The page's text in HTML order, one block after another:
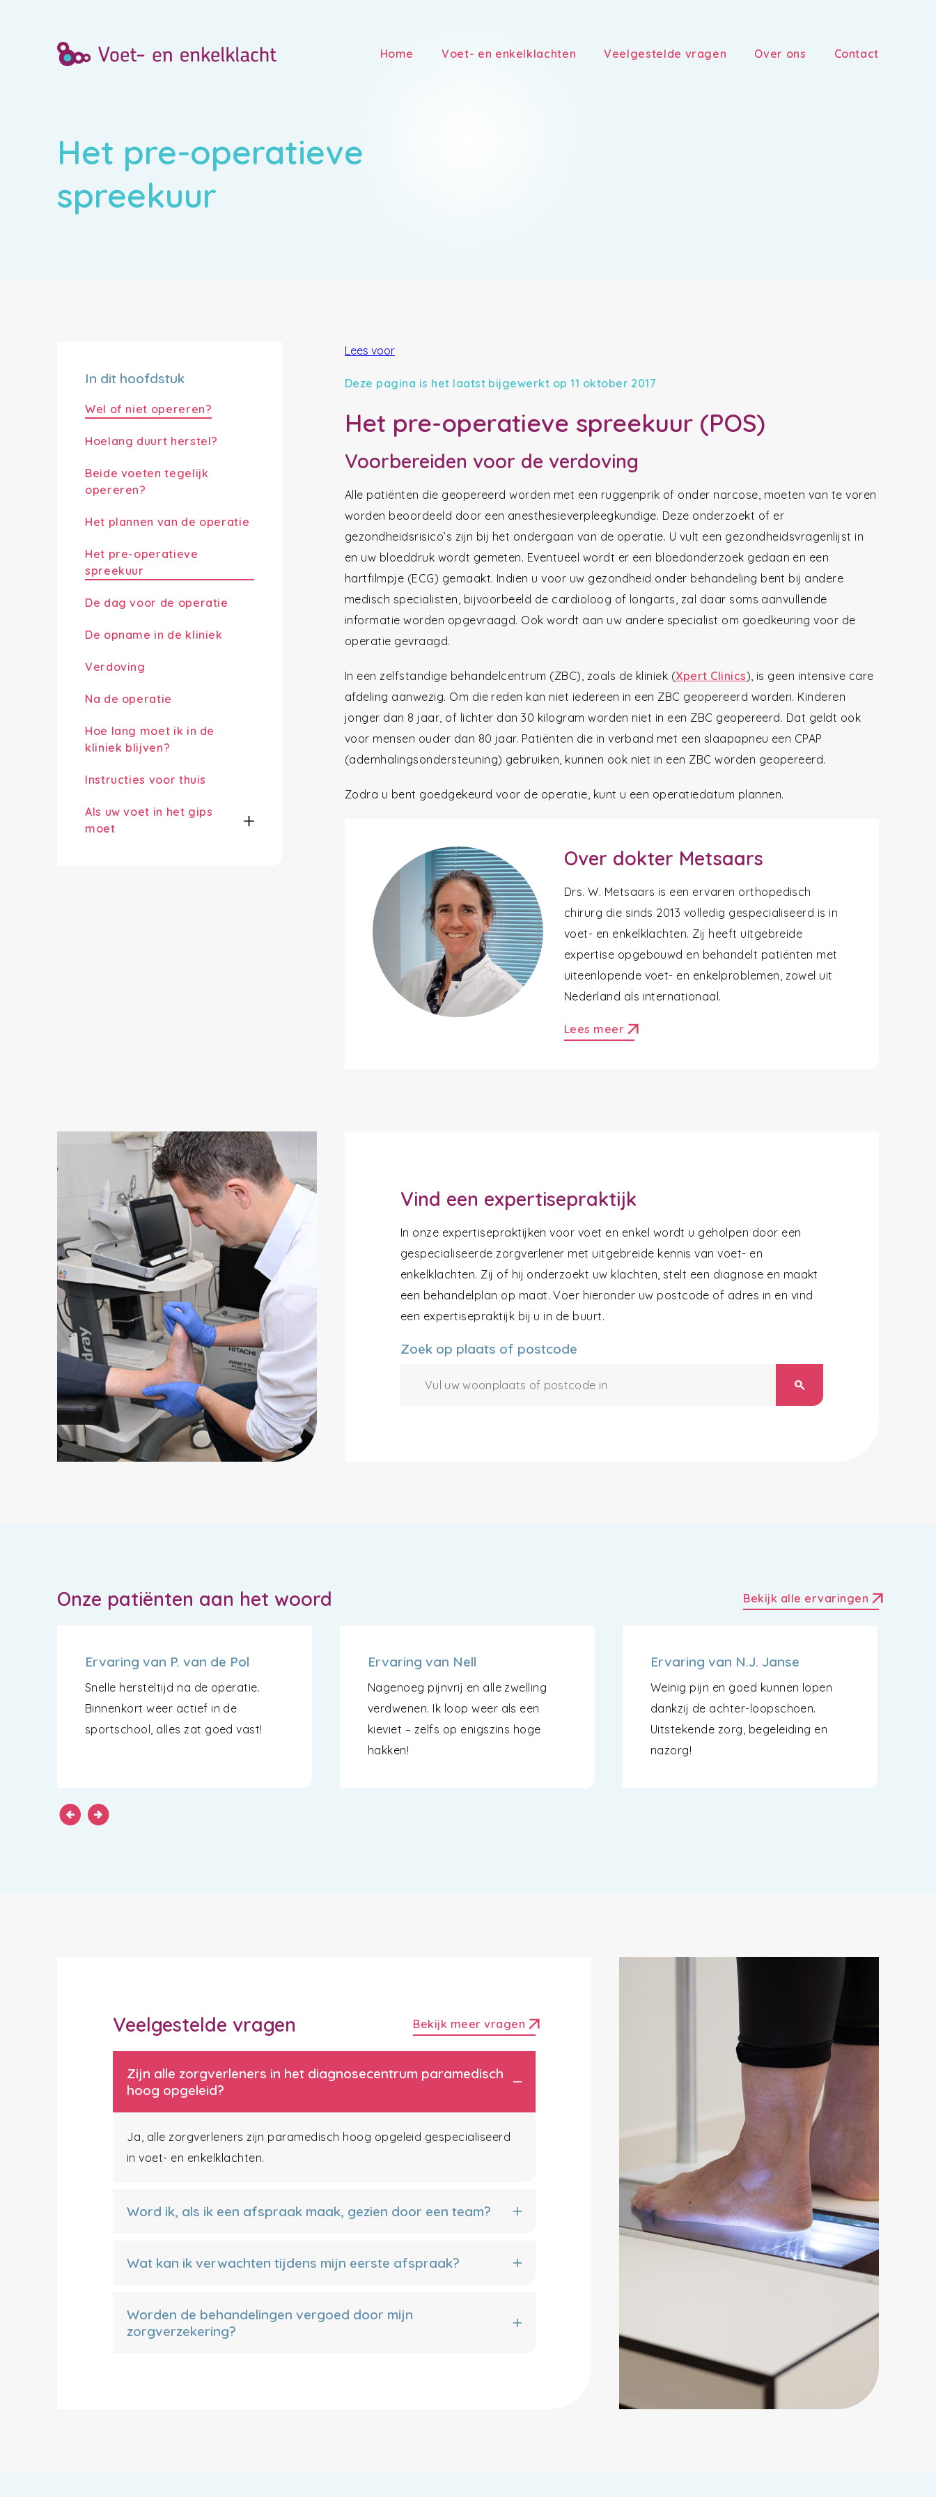
Home Voet- en enkelklachten Veelgestelde vragen Over ons Contact
Het pre-operatieve
spreekuur
In dit hoofdstuk
Wel of niet opereren?
Hoelang duurt herstel?
Beide voeten tegelijk
opereren?
Het plannen van de operatie
Het pre-operatieve
spreekuur
De dag voor de operatie
De opname in de kliniek
Verdoving
Na de operatie
Hoe lang moet ik in de
kliniek blijven?
Instructies voor thuis
Als uw voet in het gips
moet
Lees voor
Deze pagina is het laatst bijgewerkt op 11 oktober 2017
Het pre-operatieve spreekuur (POS)
Voorbereiden voor de verdoving
Alle patiënten die geopereerd worden met een ruggenprik of onder narcose, moeten van te voren
worden beoordeeld door een anesthesieverpleegkundige. Deze onderzoekt of er
gezondheidsrisico’s zijn bij het ondergaan van de operatie. U vult een gezondheidsvragenlijst in
en uw bloeddruk wordt gemeten. Eventueel wordt er een bloedonderzoek gedaan en een
hartfilmpje (ECG) gemaakt. Indien u voor uw gezondheid onder behandeling bent bij andere
medisch specialisten, bijvoorbeeld de cardioloog of longarts, zal daar soms aanvullende
informatie worden opgevraagd. Ook wordt aan uw andere specialist om goedkeuring voor de
operatie gevraagd.
In een zelfstandige behandelcentrum (ZBC), zoals de kliniek (Xpert Clinics), is geen intensive care
afdeling aanwezig. Om die reden kan niet iedereen in een ZBC geopereerd worden. Kinderen
jonger dan 8 jaar, of lichter dan 30 kilogram worden niet in een ZBC geopereerd. Dat geldt ook
voor mensen ouder dan 80 jaar. Patiënten die in verband met een slaapapneu een CPAP
(ademhalingsondersteuning) gebruiken, kunnen ook niet in een ZBC worden geopereerd.
Zodra u bent goedgekeurd voor de operatie, kunt u een operatiedatum plannen.
Over dokter Metsaars
Drs. W. Metsaars is een ervaren orthopedisch
chirurg die sinds 2013 volledig gespecialiseerd is in
voet- en enkelklachten. Zij heeft uitgebreide
expertise opgebouwd en behandelt patiënten met
uiteenlopende voet- en enkelproblemen, zowel uit
Nederland als internationaal.
Lees meer arrow_outward
Vind een expertisepraktijk
In onze expertisepraktijken voor voet en enkel wordt u geholpen door een
gespecialiseerde zorgverlener met uitgebreide kennis van voet- en
enkelklachten. Zij of hij onderzoekt uw klachten, stelt een diagnose en maakt
een behandelplan op maat. Voer hieronder uw postcode of adres in en vind
een expertisepraktijk bij u in de buurt.
Zoek op plaats of postcode
search
Onze patiënten aan het woord Bekijk alle ervaringen arrow_outward
Ervaring van P. van de Pol
Snelle hersteltijd na de operatie.
Binnenkort weer actief in de
sportschool, alles zat goed vast!
Ervaring van Nell
Nagenoeg pijnvrij en alle zwelling
verdwenen. Ik loop weer als een
kieviet – zelfs op enigszins hoge
hakken!
Ervaring van N.J. Janse
Weinig pijn en goed kunnen lopen
dankzij de achter-loopschoen.
Uitstekende zorg, begeleiding en
nazorg!
arrow_circle_left arrow_circle_right
Veelgestelde vragen Bekijk meer vragen arrow_outward
Zijn alle zorgverleners in het diagnosecentrum paramedisch
hoog opgeleid?
Ja, alle zorgverleners zijn paramedisch hoog opgeleid gespecialiseerd
in voet- en enkelklachten.
Word ik, als ik een afspraak maak, gezien door een team?
Wat kan ik verwachten tijdens mijn eerste afspraak?
Worden de behandelingen vergoed door mijn
zorgverzekering?